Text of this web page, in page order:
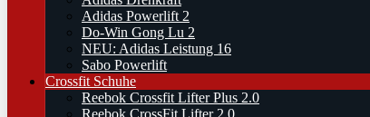
Adidas Powerlift 2
Do-Win Gong Lu 2
NEU: Adidas Leistung 16
Sabo Powerlift
Crossfit Schuhe
Reebok Crossfit Lifter Plus 2.0
Reebok CrossFit Lifter 2.0